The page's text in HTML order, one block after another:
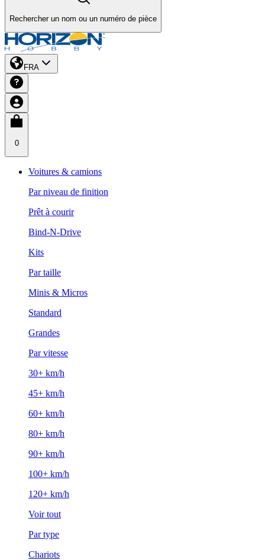
Rechercher un nom ou un numéro de pièce
FRA
0
Voitures & camions
Par niveau de finition
Prêt à courir
Bind-N-Drive
Kits
Par taille
Minis & Micros
Standard
Grandes
Par vitesse
30+ km/h
45+ km/h
60+ km/h
80+ km/h
90+ km/h
100+ km/h
120+ km/h
Voir tout
Par type
Chariots